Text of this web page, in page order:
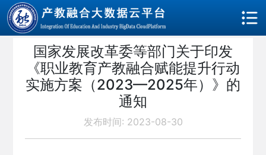
国家发展改革委等部门关于印发
《职业教育产教融合赋能提升行动
实施方案（2023—2025年）》的
通知
发布时间: 2023-08-30